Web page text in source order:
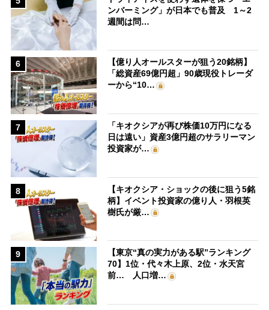
ンバーミング」が日本でも普及 1～2
週間は問…
6
【億り人オールスターが狙う20銘柄】
「総資産69億円超」90歳現役トレーダ
ーから“10…
7
「キオクシアが再び株価10万円になる
日は遠い」資産3億円超のサラリーマン
投資家が…
8
【キオクシア・ショックの後に狙う5銘
柄】イベント投資家の億り人・羽根英
樹氏が厳…
9
【東京“真の実力がある駅”ランキング
70】1位・代々木上原、2位・水天宮
前… 人口増…